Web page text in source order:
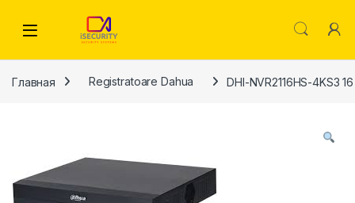
Главная Registratoare Dahua DHI-NVR2116HS-4KS3